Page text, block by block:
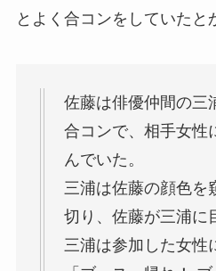
とよく合コンをしていたと
佐藤は俳優仲間の三
合コンで、相手女性
んでいた。
三浦は佐藤の顔色を
切り、佐藤が三浦に
三浦は参加した女性